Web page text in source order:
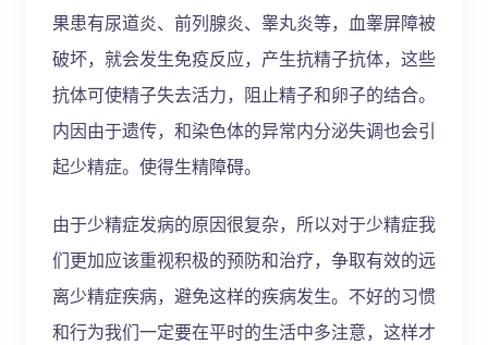
果患有尿道炎、前列腺炎、睾丸炎等，血睾屏障被
破坏，就会发生免疫反应，产生抗精子抗体，这些
抗体可使精子失去活力，阻止精子和卵子的结合。
内因由于遗传，和染色体的异常内分泌失调也会引
起少精症。使得生精障碍。
由于少精症发病的原因很复杂，所以对于少精症我
们更加应该重视积极的预防和治疗，争取有效的远
离少精症疾病，避免这样的疾病发生。不好的习惯
和行为我们一定要在平时的生活中多注意，这样才